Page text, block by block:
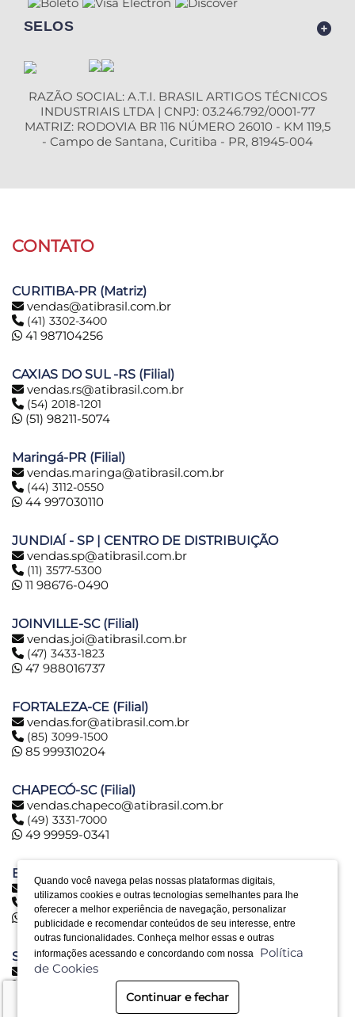
Quando você navega pelas nossas plataformas digitais,
utilizamos cookies e outras tecnologias semelhantes para lhe
oferecer a melhor experiência de navegação, personalizar
publicidade e recomendar conteúdos de seu interesse, entre
outras funcionalidades. Conheça melhor essas e outras
informações acessando e concordando com nossa
Política
de Cookies
Continuar e fechar
SELOS
RAZÃO SOCIAL: A.T.I. BRASIL ARTIGOS TÉCNICOS
INDUSTRIAIS LTDA | CNPJ: 03.246.792/0001-77
MATRIZ: RODOVIA BR 116 NÚMERO 26010 - KM 119,5
- Campo de Santana, Curitiba - PR, 81945-004
CONTATO
CURITIBA-PR (Matriz)
vendas@atibrasil.com.br
(41) 3302-3400
41 987104256
CAXIAS DO SUL -RS (Filial)
vendas.rs@atibrasil.com.br
(54) 2018-1201
(51) 98211-5074
Maringá-PR (Filial)
vendas.maringa@atibrasil.com.br
(44) 3112-0550
44 997030110
JUNDIAÍ - SP | CENTRO DE DISTRIBUIÇÃO
vendas.sp@atibrasil.com.br
(11) 3577-5300
11 98676-0490
JOINVILLE-SC (Filial)
vendas.joi@atibrasil.com.br
(47) 3433-1823
47 988016737
FORTALEZA-CE (Filial)
vendas.for@atibrasil.com.br
(85) 3099-1500
85 999310204
CHAPECÓ-SC (Filial)
vendas.chapeco@atibrasil.com.br
(49) 3331-7000
49 99959-0341
BELO HORIZONTE-MG (Filial)
vendas.bh@atibrasil.com.br
(31) 2516-6974
31 992890773
SERRA-ES (Filial)
vendas.es@atibrasil.com.br